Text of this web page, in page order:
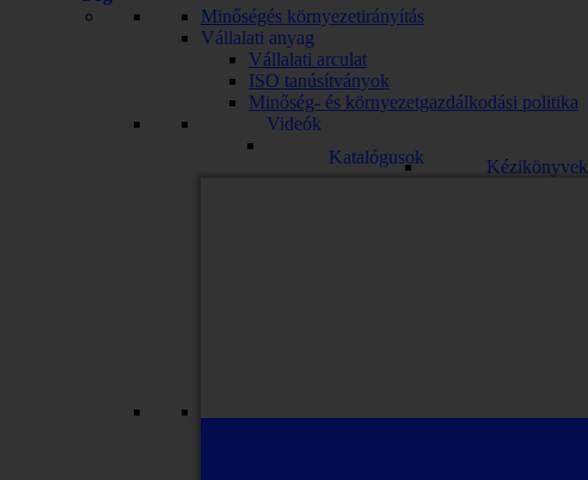
Minőségés környezetirányítás
Vállalati anyag
Vállalati arculat
ISO tanúsítványok
Minőség- és környezetgazdálkodási politika
Videók
Katalógusok
Kézikönyvek